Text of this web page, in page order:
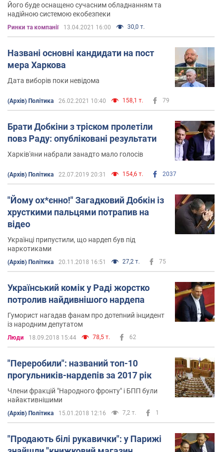
Його буде оснащено сучасним обладнанням та
надійною системою екобезпеки
Ринки та компанії 13.04.2021 16:00 30,0 т.
Названі основні кандидати на пост
мера Харкова
Дата виборів поки невідома
(Архів) Політика 26.02.2021 10:40 158,1 т. 79
Брати Добкіни з тріском пролетіли
повз Раду: опубліковані результати
Харків'яни набрали занадто мало голосів
(Архів) Політика 22.07.2019 20:31 154,6 т. 2037
"Йому ох*єнно!" Загадковий Добкін із
хрусткими пальцями потрапив на
відео
Українці припустили, що нардеп був під
наркотиками
(Архів) Політика 20.11.2018 16:51 27,2 т. 75
Український комік у Раді жорстко
потролив найдивнішого нардепа
Гуморист нагадав фанам про дотепний інцидент
із народним депутатом
Люди 18.09.2018 15:44 78,5 т. 62
"Переробили": названий топ-10
прогульників-нардепів за 2017 рік
Члени фракцій "Народного фронту" і БПП були
найактивнішими
(Архів) Політика 15.01.2018 12:16 7,2 т. 1
"Продають білі рукавички": у Парижі